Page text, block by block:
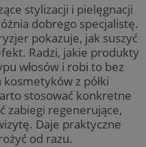
stylizacji i pielęgnacji
dobrego specjalistę.
pokazuje, jak suszyć
Radzi, jakie produkty
włosów i robi to bez
z półki
stosować konkretne
zabiegi regenerujące,
Daje praktyczne
od razu.